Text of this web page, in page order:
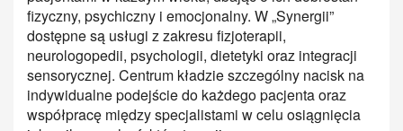
fizyczny, psychiczny i emocjonalny. W „Synergii”
dostępne są usługi z zakresu fizjoterapii,
neurologopedii, psychologii, dietetyki oraz integracji
sensorycznej. Centrum kładzie szczególny nacisk na
indywidualne podejście do każdego pacjenta oraz
współpracę między specjalistami w celu osiągnięcia